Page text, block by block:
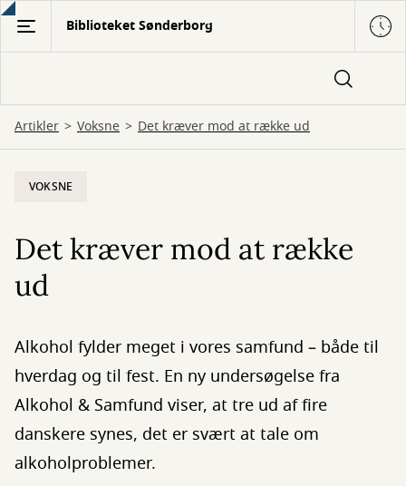
Gå
hovedindhold
Biblioteket Sønderborg
Artikler Voksne Det kræver mod at række ud
VOKSNE
Det kræver mod at række
ud
Alkohol fylder meget i vores samfund – både til
hverdag og til fest. En ny undersøgelse fra
Alkohol & Samfund viser, at tre ud af fire
danskere synes, det er svært at tale om
alkoholproblemer.